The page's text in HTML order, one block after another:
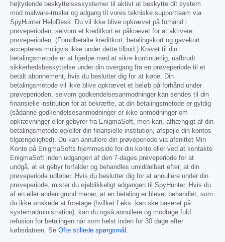
højtydende beskyttelsessystemer til aktivt at beskytte dit system
mod malware-trusler og adgang til vores tekniske supportteam via
SpyHunter HelpDesk. Du vil ikke blive opkrævet på forhånd i
prøveperioden, selvom et kreditkort er påkrævet for at aktivere
prøveperioden. (Forudbetalte kreditkort, betalingskort og gavekort
accepteres muligvis ikke under dette tilbud.) Kravet til din
betalingsmetode er at hjælpe med at sikre kontinuerlig, uafbrudt
sikkerhedsbeskyttelse under din overgang fra en prøveperiode til et
betalt abonnement, hvis du beslutter dig for at købe. Din
betalingsmetode vil ikke blive opkrævet et beløb på forhånd under
prøveperioden, selvom godkendelsesanmodninger kan sendes til din
finansielle institution for at bekræfte, at din betalingsmetode er gyldig
(sådanne godkendelsesanmodninger er ikke anmodninger om
opkrævninger eller gebyrer fra EnigmaSoft, men kan, afhængigt af din
betalingsmetode og/eller din finansielle institution, afspejle din kontos
tilgængelighed). Du kan annullere din prøveperiode via afsnittet Min
Konto på EnigmaSofts hjemmeside for din konto eller ved at kontakte
EnigmaSoft inden udgangen af den 7-dages prøveperiode for at
undgå, at et gebyr forfalder og behandles umiddelbart efter, at din
prøveperiode udløber. Hvis du beslutter dig for at annullere under din
prøveperiode, mister du øjeblikkeligt adgangen til SpyHunter. Hvis du
af en eller anden grund mener, at en betaling er blevet behandlet, som
du ikke ønskede at foretage (hvilket f.eks. kan ske baseret på
systemadministration), kan du også annullere og modtage fuld
refusion for betalingen når som helst inden for 30 dage efter
købsdatoen. Se Ofte stillede spørgsmål .